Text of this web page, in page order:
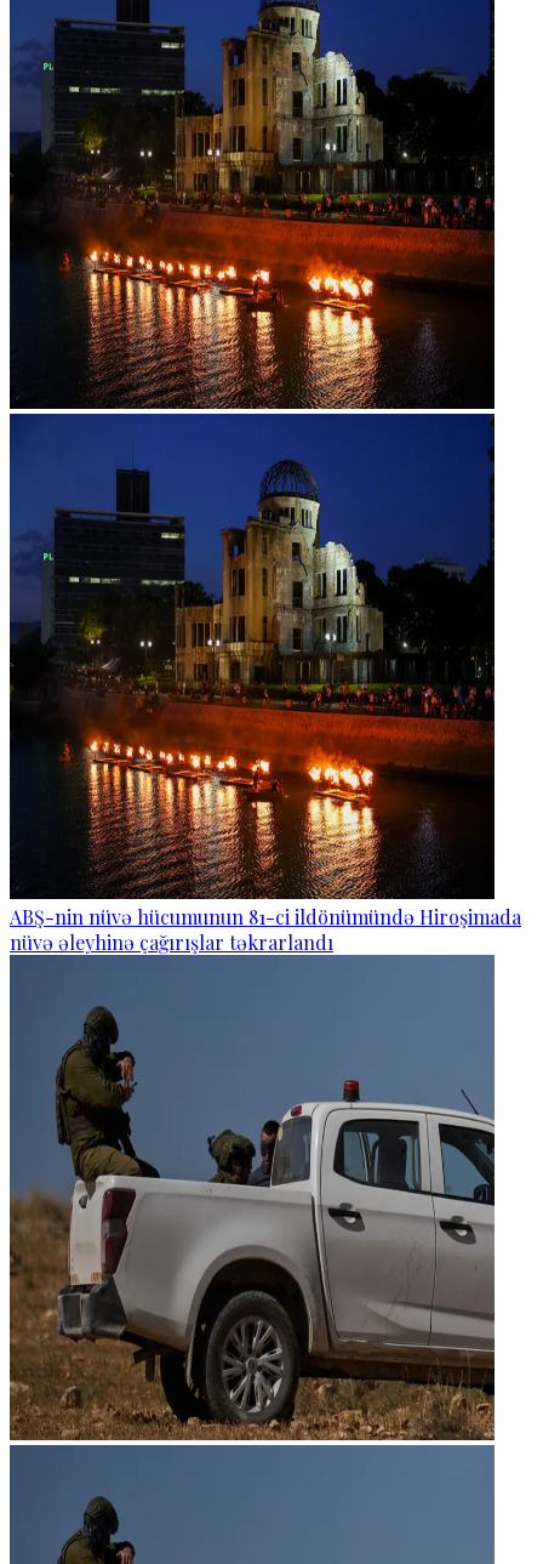
ABŞ-nin nüvə hücumunun 81-ci ildönümündə Hiroşimada
nüvə əleyhinə çağırışlar təkrarlandı